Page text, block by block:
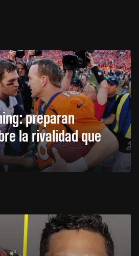
preparan
la rivalidad que